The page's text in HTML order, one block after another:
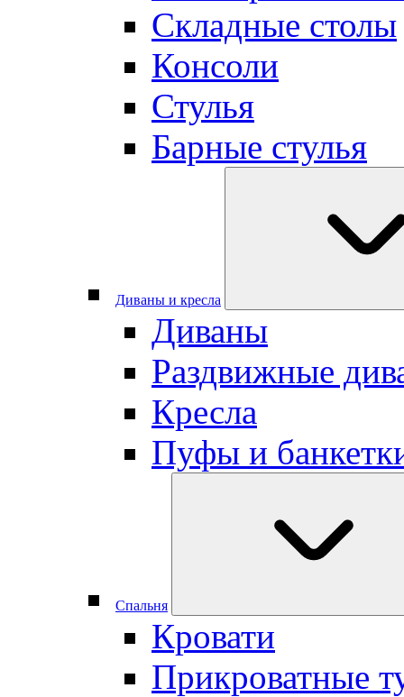
Складные столы
Консоли
Стулья
Барные стулья
Диваны и кресла
Диваны
Раздвижные
Кресла
Пуфы и
Cпальня
Кровати
Прикроватные